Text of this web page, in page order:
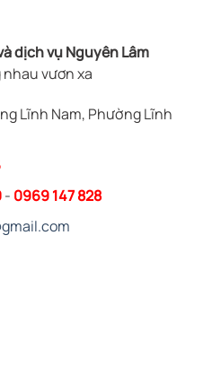
dịch vụ Nguyên Lâm
vươn xa
Lĩnh Nam, Phường Lĩnh
- 0969 147 828